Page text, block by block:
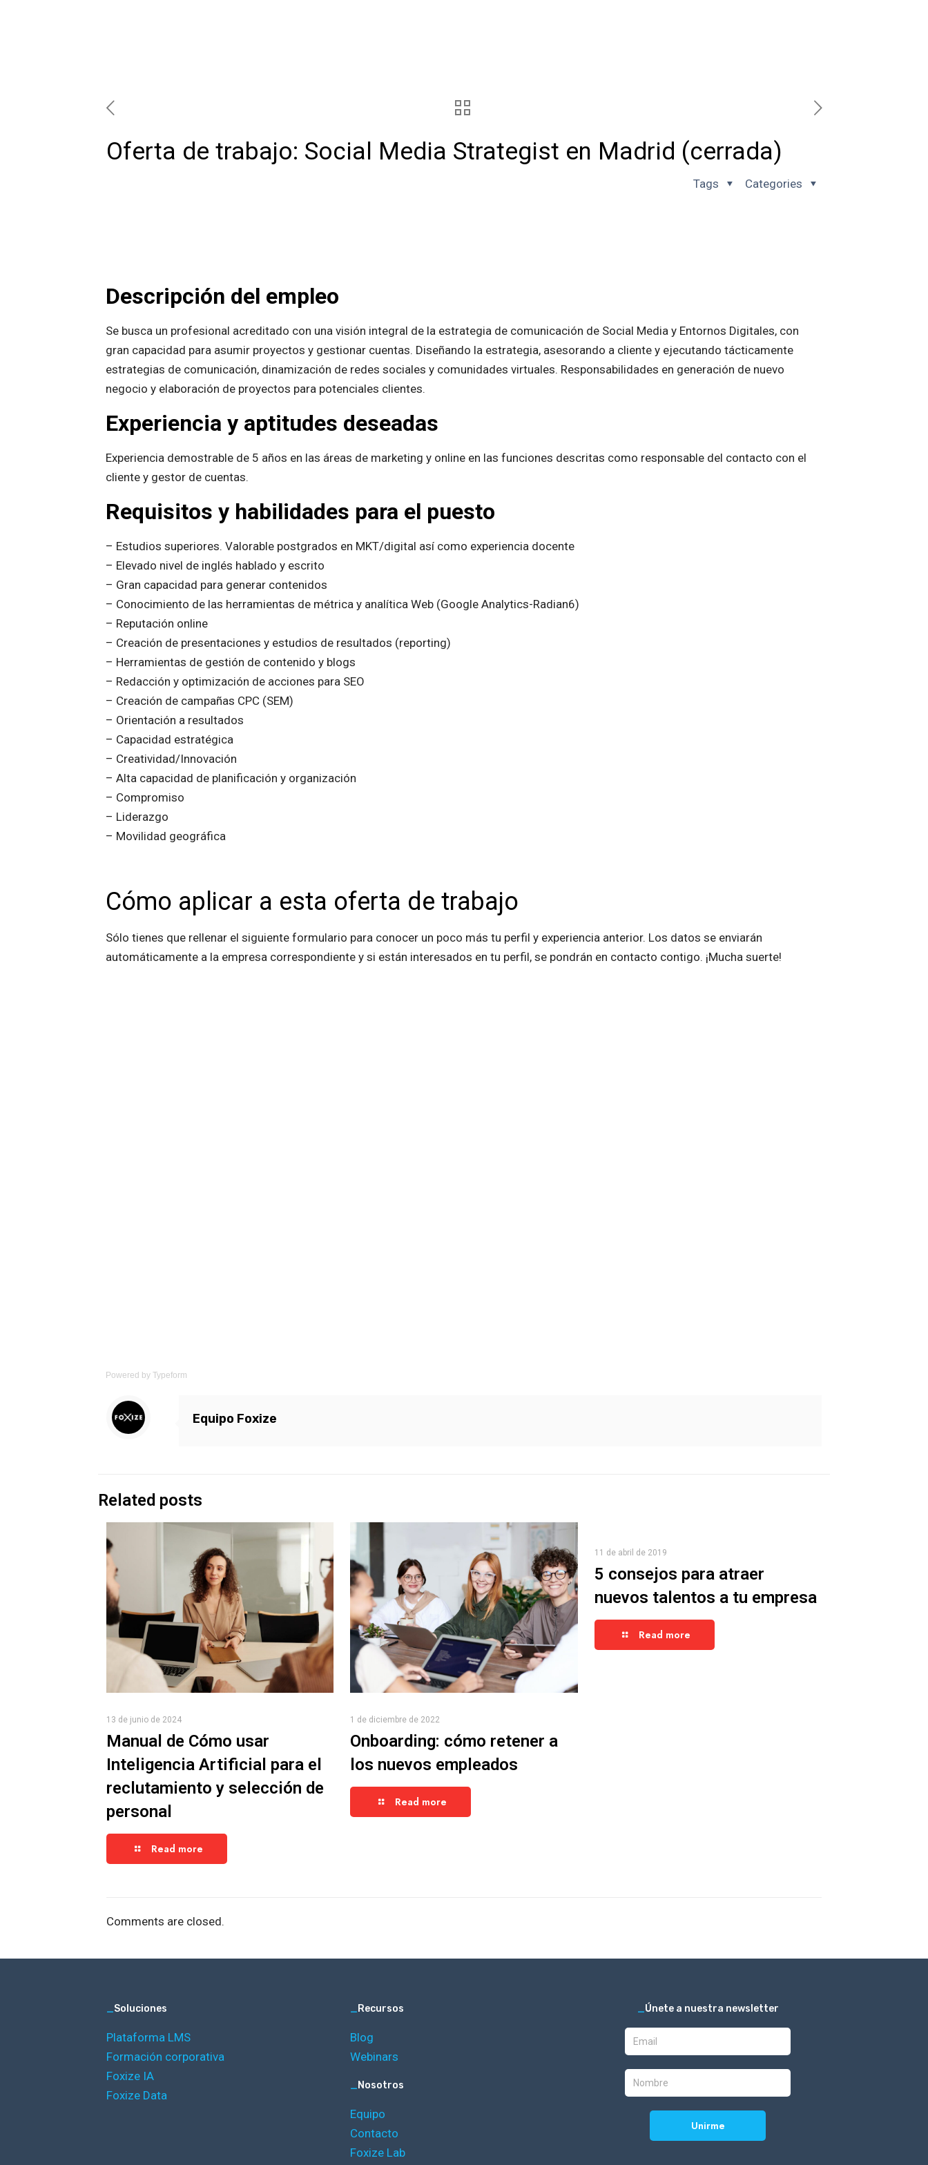
Oferta de trabajo: Social Media Strategist en Madrid (cerrada)
Categories
Tags
Descripción del empleo
Se busca un profesional acreditado con una visión integral de la estrategia de comunicación de Social Media y Entornos Digitales, con
gran capacidad para asumir proyectos y gestionar cuentas. Diseñando la estrategia, asesorando a cliente y ejecutando tácticamente
estrategias de comunicación, dinamización de redes sociales y comunidades virtuales. Responsabilidades en generación de nuevo
negocio y elaboración de proyectos para potenciales clientes.
Experiencia y aptitudes deseadas
Experiencia demostrable de 5 años en las áreas de marketing y online en las funciones descritas como responsable del contacto con el
cliente y gestor de cuentas.
Requisitos y habilidades para el puesto
– Estudios superiores. Valorable postgrados en MKT/digital así como experiencia docente
– Elevado nivel de inglés hablado y escrito
– Gran capacidad para generar contenidos
– Conocimiento de las herramientas de métrica y analítica Web (Google Analytics-Radian6)
– Reputación online
– Creación de presentaciones y estudios de resultados (reporting)
– Herramientas de gestión de contenido y blogs
– Redacción y optimización de acciones para SEO
– Creación de campañas CPC (SEM)
– Orientación a resultados
– Capacidad estratégica
– Creatividad/Innovación
– Alta capacidad de planificación y organización
– Compromiso
– Liderazgo
– Movilidad geográfica
Cómo aplicar a esta oferta de trabajo
Sólo tienes que rellenar el siguiente formulario para conocer un poco más tu perfil y experiencia anterior. Los datos se enviarán
automáticamente a la empresa correspondiente y si están interesados en tu perfil, se pondrán en contacto contigo. ¡Mucha suerte!
Powered by Typeform
Equipo Foxize
Related posts
13 de junio de 2024
Manual de Cómo usar
Inteligencia Artificial para el
reclutamiento y selección de
personal
Read more
1 de diciembre de 2022
Onboarding: cómo retener a
los nuevos empleados
Read more
11 de abril de 2019
5 consejos para atraer
nuevos talentos a tu empresa
Read more
Comments are closed.
_Soluciones
Plataforma LMS
Formación corporativa
Foxize IA
Foxize Data
_Recursos
Blog
Webinars
_Nosotros
Equipo
Contacto
Foxize Lab
_Únete a nuestra newsletter